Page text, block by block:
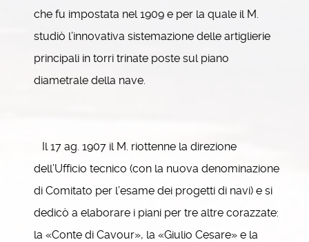
che fu impostata nel 1909 e per la quale il M.
studiò l’innovativa sistemazione delle artiglierie
principali in torri trinate poste sul piano
diametrale della nave.
Il 17 ag. 1907 il M. riottenne la direzione
dell’Ufficio tecnico (con la nuova denominazione
di Comitato per l’esame dei progetti di navi) e si
dedicò a elaborare i piani per tre altre corazzate:
la «Conte di Cavour», la «Giulio Cesare» e la